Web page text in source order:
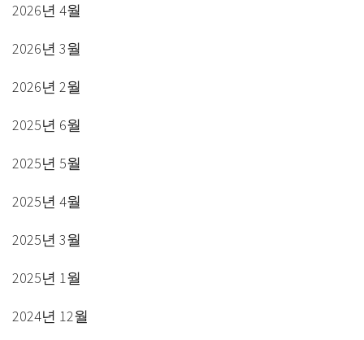
2026년 4월
2026년 3월
2026년 2월
2025년 6월
2025년 5월
2025년 4월
2025년 3월
2025년 1월
2024년 12월